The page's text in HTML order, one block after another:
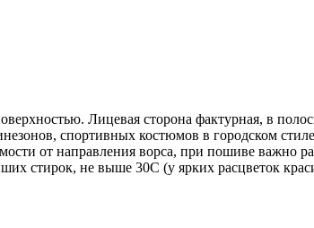
Лицевая сторона фактурная, в
спортивных костюмов в городском
от направления ворса, при пошиве важно
стирок, не выше 30C (у ярких расцветок